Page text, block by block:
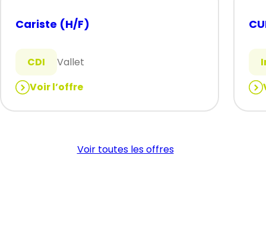
Cariste (H/F)
CDI
Vallet
Voir l’offre
:
Cariste
:
Voir toutes les offres